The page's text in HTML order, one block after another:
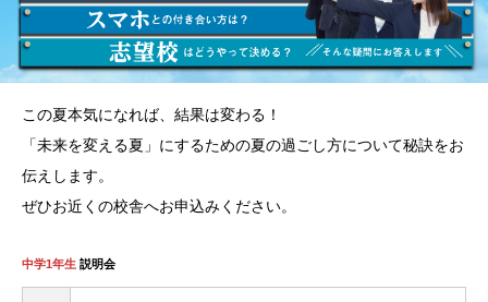
この夏本気になれば、結果は変わる！
「未来を変える夏」にするための夏の過ごし方について秘訣をお
伝えします。
ぜひお近くの校舎へお申込みください。
中学1年生 説明会